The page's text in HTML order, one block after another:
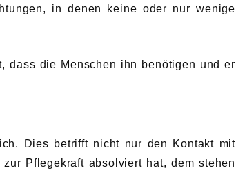
in denen keine oder nur wenige
dass die Menschen ihn benötigen und er
Dies betrifft nicht nur den Kontakt mit
Pflegekraft absolviert hat, dem stehen